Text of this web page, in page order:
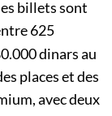
billets sont
625
dinars au
places et des
avec deux